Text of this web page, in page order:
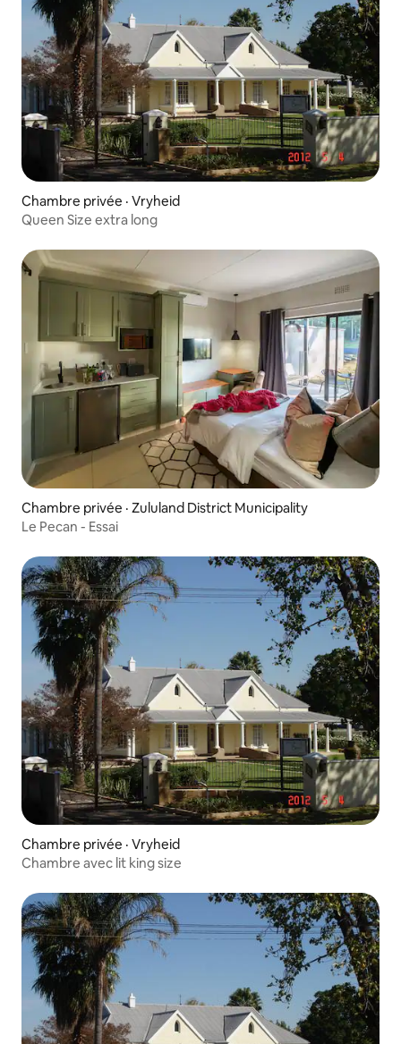
Chambre privée · Vryheid
Queen Size extra long
Chambre privée · Zululand District Municipality
Le Pecan - Essai
Chambre privée · Vryheid
Chambre avec lit king size